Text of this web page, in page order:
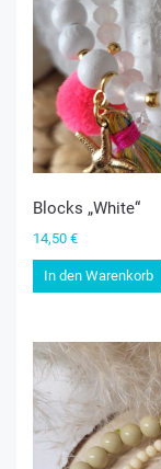
Blocks „White“
14,50 €
In den Warenkorb